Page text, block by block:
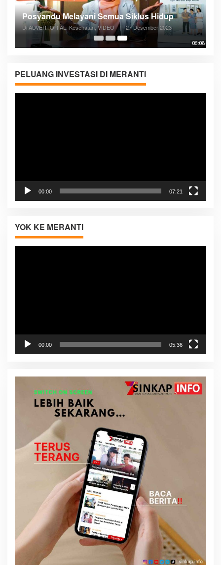
05:08
Posyandu Melayani Semua Siklus Hidup
Di ADVERTORIAL, Kesehatan, VIDEO | 27 Desember 2023
PELUANG INVESTASI DI MERANTI
00:00 07:21
YOK KE MERANTI
00:00 05:36